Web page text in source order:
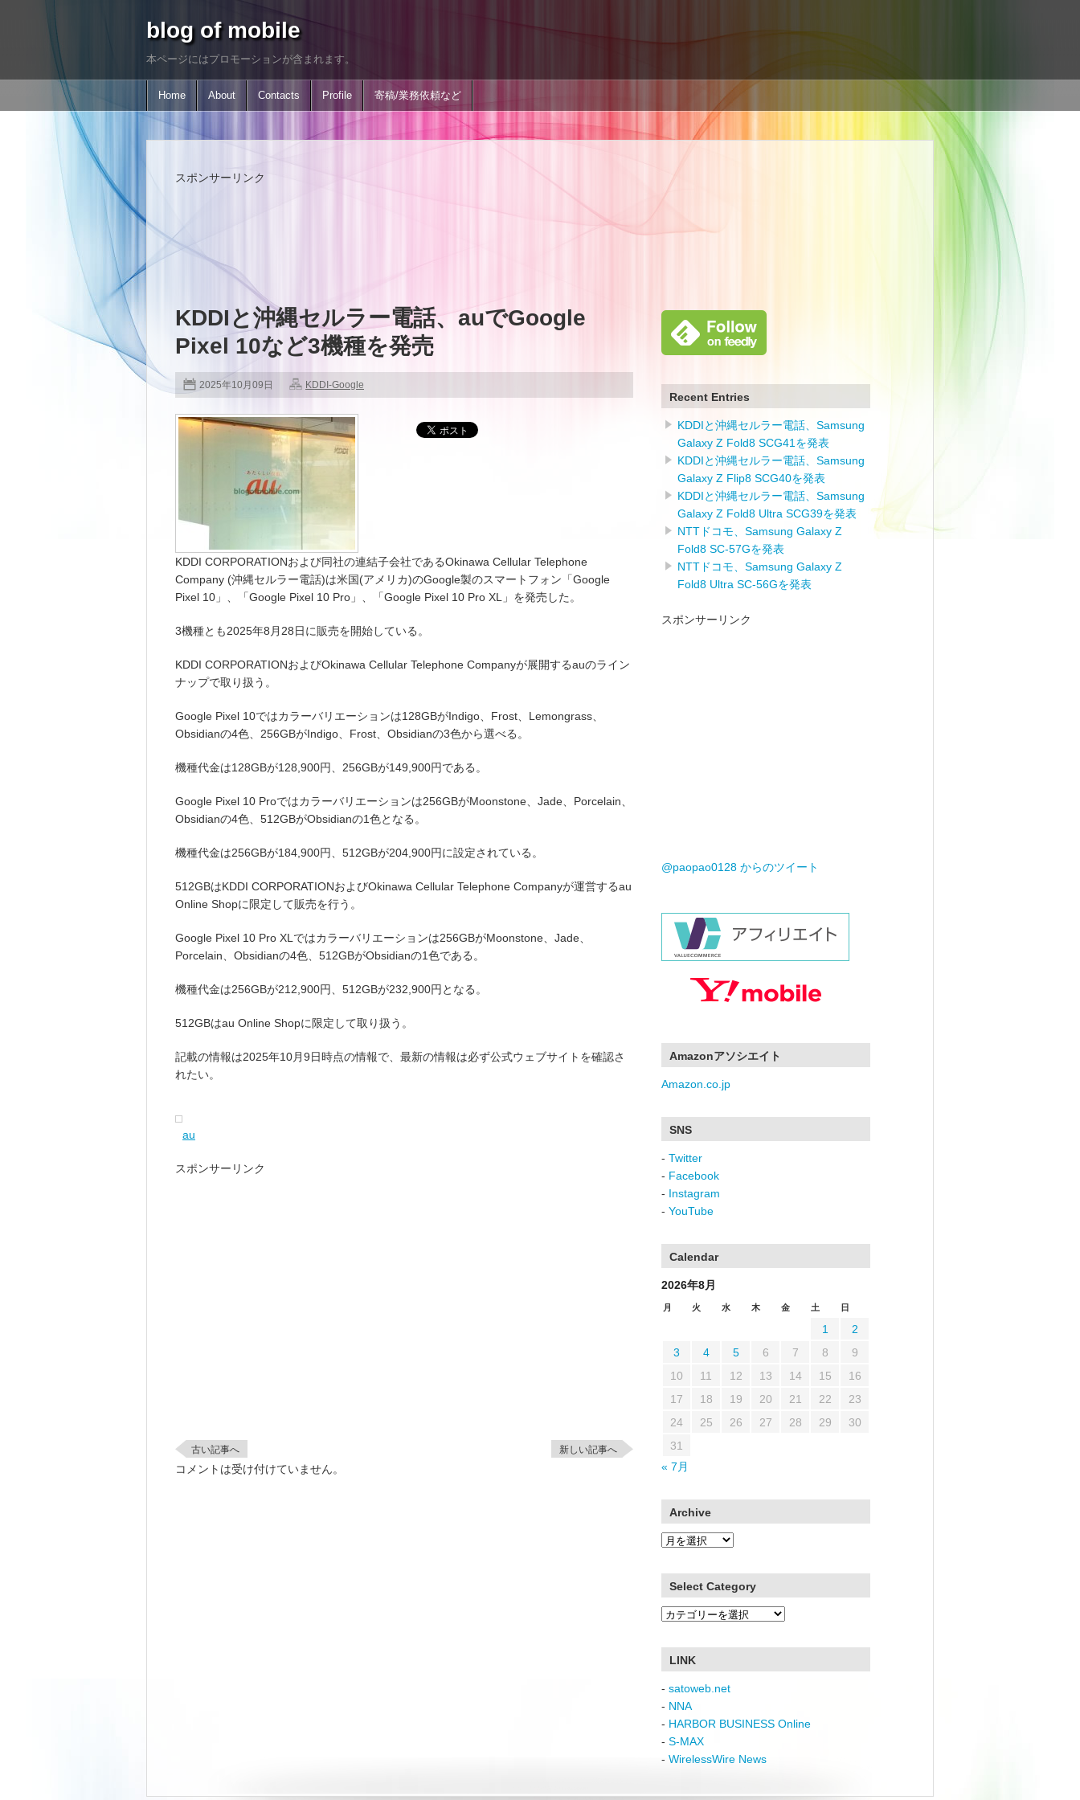
blog of mobile
本ページにはプロモーションが含まれます。
Home About Contacts Profile 寄稿/業務依頼など
スポンサーリンク
KDDIと沖縄セルラー電話、auでGoogle
Pixel 10など3機種を発売
2025年10月09日 KDDI-Google
KDDI CORPORATIONおよび同社の連結子会社であるOkinawa Cellular Telephone
Company (沖縄セルラー電話)は米国(アメリカ)のGoogle製のスマートフォン「Google
Pixel 10」、「Google Pixel 10 Pro」、「Google Pixel 10 Pro XL」を発売した。
3機種とも2025年8月28日に販売を開始している。
KDDI CORPORATIONおよびOkinawa Cellular Telephone Companyが展開するauのライン
ナップで取り扱う。
Google Pixel 10ではカラーバリエーションは128GBがIndigo、Frost、Lemongrass、
Obsidianの4色、256GBがIndigo、Frost、Obsidianの3色から選べる。
機種代金は128GBが128,900円、256GBが149,900円である。
Google Pixel 10 Proではカラーバリエーションは256GBがMoonstone、Jade、Porcelain、
Obsidianの4色、512GBがObsidianの1色となる。
機種代金は256GBが184,900円、512GBが204,900円に設定されている。
512GBはKDDI CORPORATIONおよびOkinawa Cellular Telephone Companyが運営するau
Online Shopに限定して販売を行う。
Google Pixel 10 Pro XLではカラーバリエーションは256GBがMoonstone、Jade、
Porcelain、Obsidianの4色、512GBがObsidianの1色である。
機種代金は256GBが212,900円、512GBが232,900円となる。
512GBはau Online Shopに限定して取り扱う。
記載の情報は2025年10月9日時点の情報で、最新の情報は必ず公式ウェブサイトを確認さ
れたい。
au
スポンサーリンク
古い記事へ 新しい記事へ
コメントは受け付けていません。
Recent Entries
KDDIと沖縄セルラー電話、Samsung
Galaxy Z Fold8 SCG41を発表
KDDIと沖縄セルラー電話、Samsung
Galaxy Z Flip8 SCG40を発表
KDDIと沖縄セルラー電話、Samsung
Galaxy Z Fold8 Ultra SCG39を発表
NTTドコモ、Samsung Galaxy Z
Fold8 SC-57Gを発表
NTTドコモ、Samsung Galaxy Z
Fold8 Ultra SC-56Gを発表
スポンサーリンク
@paopao0128 からのツイート
Amazonアソシエイト
Amazon.co.jp
SNS
- Twitter
- Facebook
- Instagram
- YouTube
Calendar
2026年8月
月 火 水 木 金 土 日
1
2
3
4 5 6 7 8
9
10
11 12 13 14 15
16
17
18 19 20 21 22
23
24
25 26 27 28 29
30
31
« 7月
Archive
Archive
Select Category
Select
LINK
- satoweb.net
- NNA
- HARBOR BUSINESS Online
- S-MAX
- WirelessWire News